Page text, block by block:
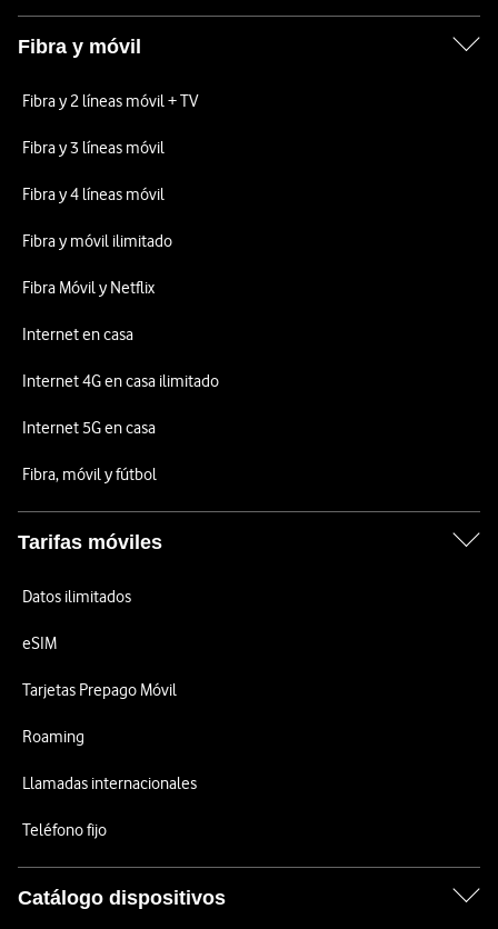
Fibra y móvil
Fibra y 2 líneas móvil + TV
Fibra y 3 líneas móvil
Fibra y 4 líneas móvil
Fibra y móvil ilimitado
Fibra Móvil y Netflix
Internet en casa
Internet 4G en casa ilimitado
Internet 5G en casa
Fibra, móvil y fútbol
Tarifas móviles
Datos ilimitados
eSIM
Tarjetas Prepago Móvil
Roaming
Llamadas internacionales
Teléfono fijo
Catálogo dispositivos